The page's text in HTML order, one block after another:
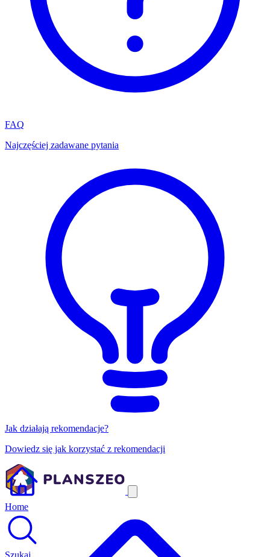
FAQ
Najczęściej zadawane pytania
Jak działają rekomendacje?
Dowiedz się jak korzystać z rekomendacji
Home
Szukaj